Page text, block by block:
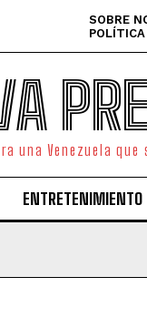
SOBRE
POLÍTICA
una Venezuela que
ENTRETENIMIENTO